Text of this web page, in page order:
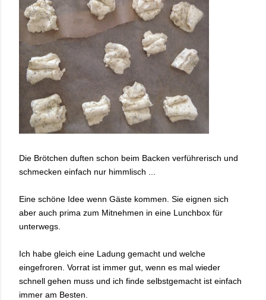
Die Brötchen duften schon beim Backen verführerisch und
schmecken einfach nur himmlisch ...
Eine schöne Idee wenn Gäste kommen. Sie eignen sich
aber auch prima zum Mitnehmen in eine Lunchbox für
unterwegs.
Ich habe gleich eine Ladung gemacht und welche
eingefroren. Vorrat ist immer gut, wenn es mal wieder
schnell gehen muss und ich finde selbstgemacht ist einfach
immer am Besten.